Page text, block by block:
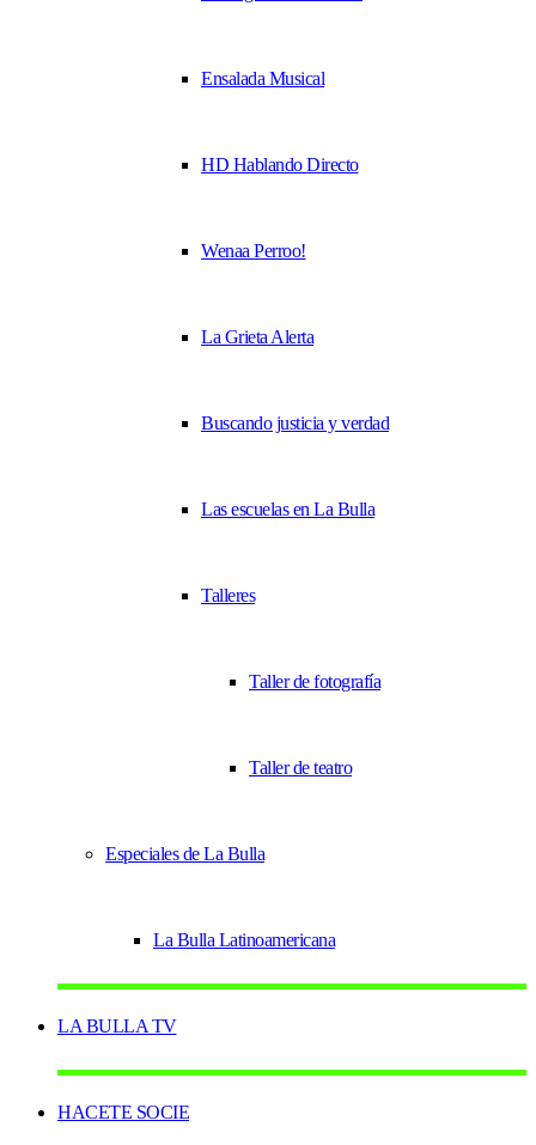
Ensalada Musical
HD Hablando Directo
Wenaa Perroo!
La Grieta Alerta
Buscando justicia y verdad
Las escuelas en La Bulla
Talleres
Taller de fotografía
Taller de teatro
Especiales de La Bulla
La Bulla Latinoamericana
LA BULLA TV
HACETE SOCIE